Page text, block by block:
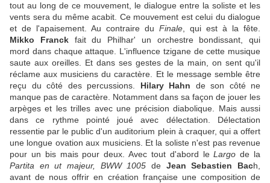
tout au long de ce mouvement, le dialogue entre la soliste et les
vents sera du même acabit. Ce mouvement est celui du dialogue
et de l'apaisement. Au contraire du Finale , qui est à la fête.
Mikko Franckfait du Philhar' un orchestre bondissant, qui
mord dans chaque attaque. L'influence tzigane de cette musique
saute aux oreilles. Et dans ses gestes de la main, on sent qu'il
réclame aux musiciens du caractère. Et le message semble être
reçu du côté des percussions. Hilary Hahn de son côté ne
manque pas de caractère. Notamment dans sa façon de jouer les
arpèges et les trilles avec une précision diabolique. Mais aussi
dans ce rythme pointé joué avec délectation. Délectation
ressentie par le public d'un auditorium plein à craquer, qui a offert
une longue ovation aux musiciens. Et la soliste n'est pas revenue
pour un bis mais pour deux. Avec tout d'abord leLargode la
Partita en ut majeur, BWW 1005 de Jean Sebastien Bach,
avant de nous offrir en création française une composition de